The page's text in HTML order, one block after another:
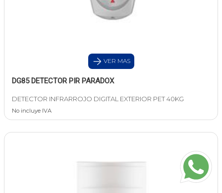
VER MAS
DG85 DETECTOR PIR PARADOX
DETECTOR INFRARROJO DIGITAL EXTERIOR PET 40KG
No incluye IVA